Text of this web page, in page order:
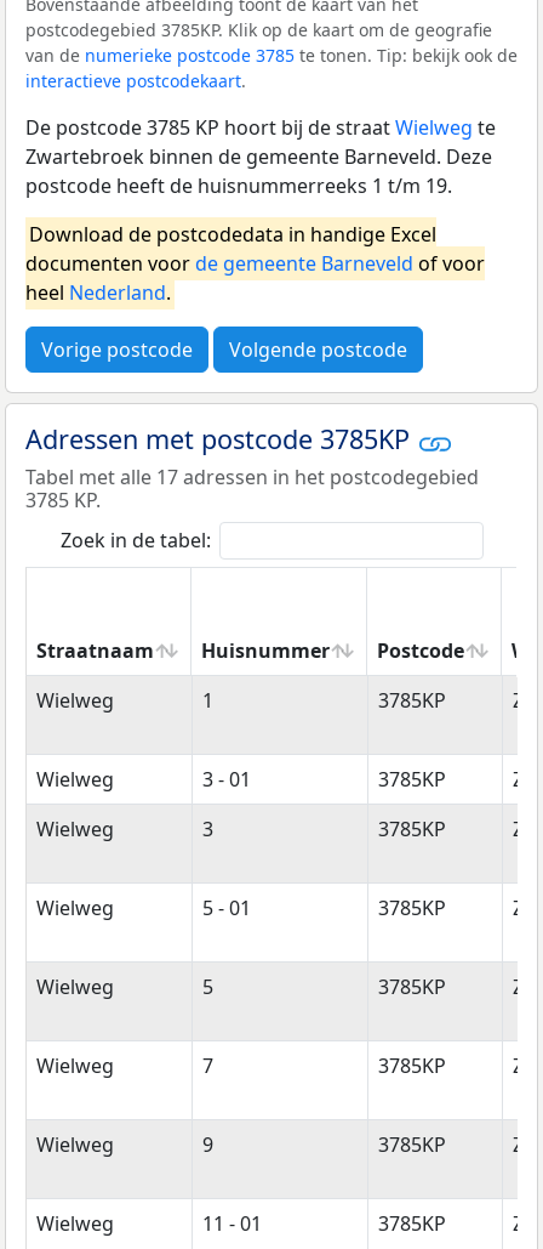
Bovenstaande afbeelding toont de kaart van het
postcodegebied 3785KP. Klik op de kaart om de geografie
van de numerieke postcode 3785 te tonen. Tip: bekijk ook de
interactieve postcodekaart.
De postcode 3785 KP hoort bij de straatWielweg te
Zwartebroek binnen de gemeente Barneveld. Deze
postcode heeft de huisnummerreeks 1 t/m 19.
Download de postcodedata in handige Excel
documenten voorde gemeente Barneveld of voor
heel Nederland.
Vorige postcode Volgende postcode
Adressen met postcode 3785KP
Tabel met alle 17 adressen in het postcodegebied
3785 KP.
Zoek in de tabel:
Straatnaam Huisnummer Postcode
Straatnaam
Huisnummer Postcode
Wielweg 1 3785KP
Wielweg 3 - 01 3785KP
Wielweg
3 3785KP
Wielweg 5 - 01 3785KP
Wielweg 5 3785KP
Wielweg 7 3785KP
Wielweg 9 3785KP
Wielweg 11 - 01 3785KP